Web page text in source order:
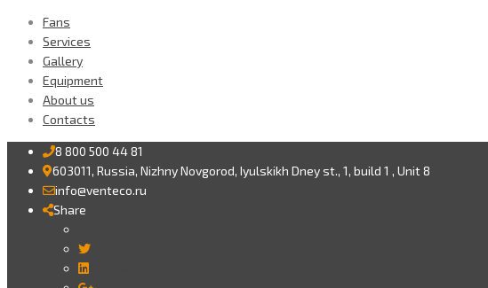
Fans
Services
Gallery
Equipment
About us
Contacts
8 800 500 44 81
603011, Russia, Nizhny Novgorod, Iyulskikh Dney st., 1, build 1 , Unit 8
info@venteco.ru
Share